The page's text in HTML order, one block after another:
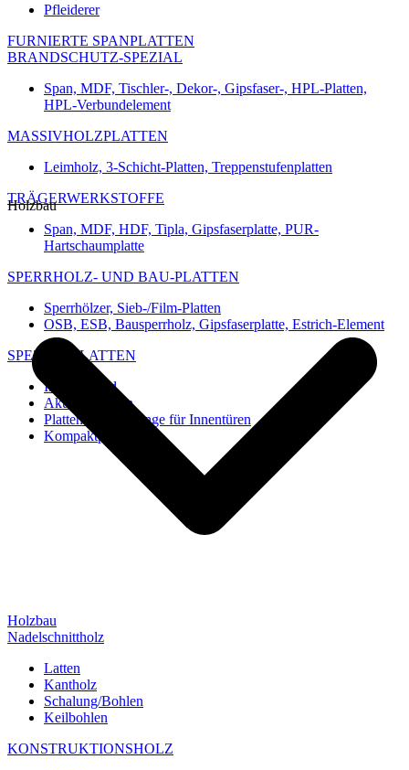
Pfleiderer
FURNIERTE SPANPLATTEN
BRANDSCHUTZ-SPEZIAL
Span, MDF, Tischler-, Dekor-, Gipsfaser-, HPL-Platten,
HPL-Verbundelement
MASSIVHOLZPLATTEN
Leimholz, 3-Schicht-Platten, Treppenstufenplatten
TRÄGERWERKSTOFFE
Span, MDF, HDF, Tipla, Gipsfaserplatte, PUR-
Hartschaumplatte
SPERRHOLZ- UND BAU-PLATTEN
Sperrhölzer, Sieb-/Film-Platten
OSB, ESB, Bausperrholz, Gipsfaserplatte, Estrich-Element
SPEZIAL-PLATTEN
Imi-Verbund
Akustik-Platten
Platten und Rohlinge für Innentüren
Kompaktplatten
Holzbau
Holzbau
Nadelschnittholz
Latten
Kantholz
Schalung/Bohlen
Keilbohlen
KONSTRUKTIONSHOLZ